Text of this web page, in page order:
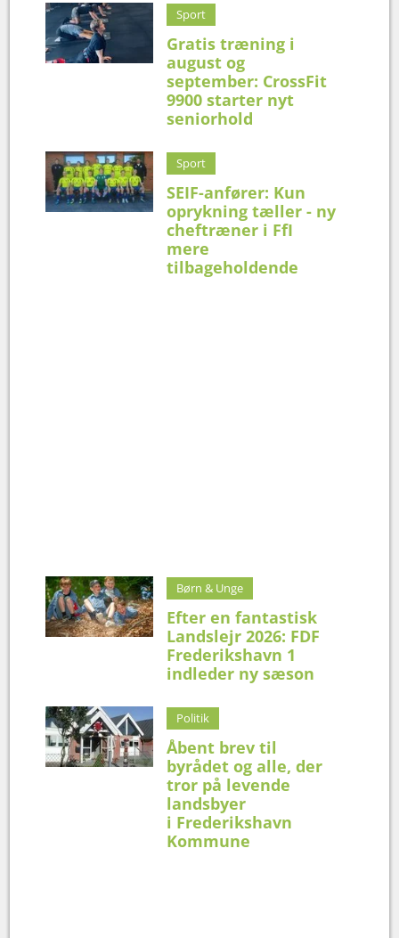
Sport
Gratis træning i
august og
september: CrossFit
9900 starter nyt
seniorhold
Sport
SEIF-anfører: Kun
oprykning tæller - ny
cheftræner i FfI
mere
tilbageholdende
Børn & Unge
Efter en fantastisk
Landslejr 2026: FDF
Frederikshavn 1
indleder ny sæson
Politik
Åbent brev til
byrådet og alle, der
tror på levende
landsbyer
i Frederikshavn
Kommune